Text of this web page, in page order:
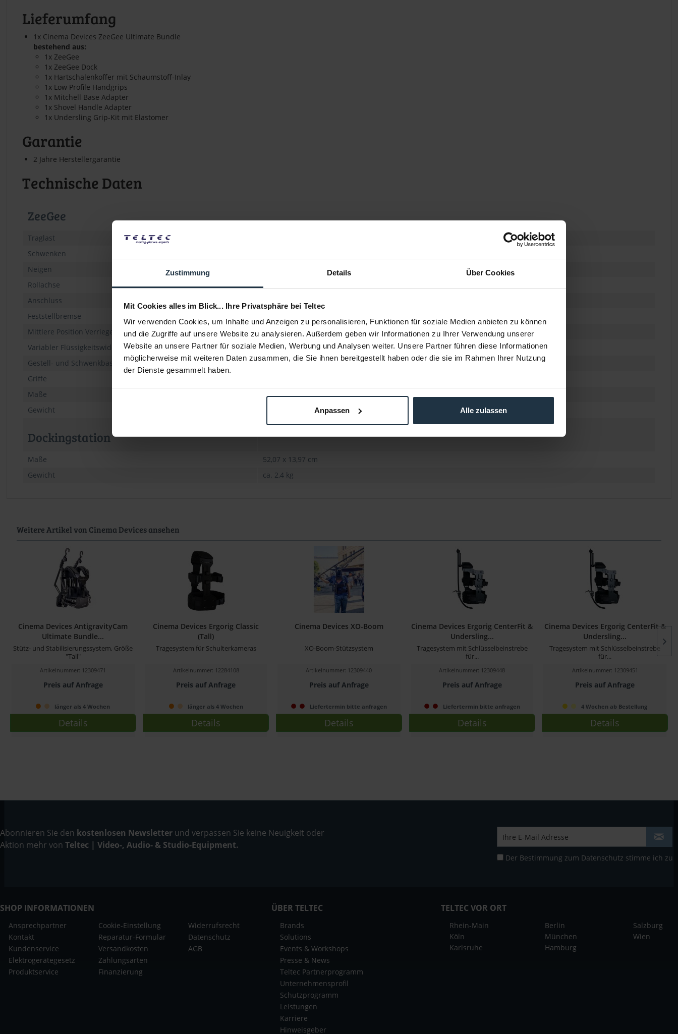
Zustimmung Details Über Cookies
Mit Cookies alles im Blick... Ihre Privatsphäre bei Teltec
Wir verwenden Cookies, um Inhalte und Anzeigen zu personalisieren, Funktionen für soziale Medien anbieten zu können
und die Zugriffe auf unsere Website zu analysieren. Außerdem geben wir Informationen zu Ihrer Verwendung unserer
Website an unsere Partner für soziale Medien, Werbung und Analysen weiter. Unsere Partner führen diese Informationen
möglicherweise mit weiteren Daten zusammen, die Sie ihnen bereitgestellt haben oder die sie im Rahmen Ihrer Nutzung
der Dienste gesammelt haben.
Anpassen Alle zulassen
Lieferumfang
1x Cinema Devices ZeeGee Ultimate Bundle
bestehend aus:
1x ZeeGee
1x ZeeGee Dock
1x Hartschalenkoffer mit Schaumstoff-Inlay
1x Low Profile Handgrips
1x Mitchell Base Adapter
1x Shovel Handle Adapter
1x Undersling Grip-Kit mit Elastomer
Garantie
2 Jahre Herstellergarantie
Technische Daten
ZeeGee
Traglast
Schwenken
Neigen
60° - 90° (abhängig von der Kameralänge)
Rollachse
22° von der Mitte
Anschluss
Feststellbremse
Mittlere Position Verriegelungsbolzen
für Roll und Neigeachse
Variabler Flüssigkeitswiderstand und Bremse
beim Neigen
Gestell- und Schwenkbasis
Umkehrbar mit Dockingstation
Griffe
Maße
ca. 49,53 x 45,72 x 22,86 cm
Gewicht
Dockingstation
Maße
52,07 x 13,97 cm
Gewicht
ca. 2,4 kg
Weitere Artikel von Cinema Devices ansehen
Cinema Devices AntigravityCam
Ultimate Bundle...
Stütz- und Stabilisierungssystem, Größe
"Tall"
Artikelnummer: 12309471
Preis auf Anfrage
länger als 4 Wochen
Details
Cinema Devices Ergorig Classic
(Tall)
Tragesystem für Schulterkameras
Artikelnummer: 12284108
Preis auf Anfrage
länger als 4 Wochen
Details
Cinema Devices XO-Boom
XO-Boom-Stützsystem
Artikelnummer: 12309440
Preis auf Anfrage
Liefertermin bitte anfragen
Details
Cinema Devices Ergorig CenterFit &
Undersling...
Tragesystem mit Schlüsselbeinstrebe
für...
Artikelnummer: 12309448
Preis auf Anfrage
Liefertermin bitte anfragen
Details
Cinema Devices Ergorig CenterFit &
Undersling...
Tragesystem mit Schlüsselbeinstrebe
für...
Artikelnummer: 12309451
Preis auf Anfrage
4 Wochen ab Bestellung
Details
Abonnieren Sie den kostenlosen Newsletter und verpassen Sie keine Neuigkeit oder
Aktion mehr von Teltec | Video-, Audio- & Studio-Equipment.
Der Bestimmung zum Datenschutz stimme ich zu
SHOP INFORMATIONEN
Ansprechpartner
Kontakt
Kundenservice
Elektrogerätegesetz
Produktservice
Cookie-Einstellung
Reparatur-Formular
Versandkosten
Zahlungsarten
Finanzierung
Widerrufsrecht
Datenschutz
AGB
ÜBER TELTEC
Brands
Solutions
Events & Workshops
Presse & News
Teltec Partnerprogramm
Unternehmensprofil
Schutzprogramm
Leistungen
Karriere
Hinweisgeber
TELTEC VOR ORT
Rhein-Main
Köln
Karlsruhe
Berlin
München
Hamburg
Salzburg
Wien